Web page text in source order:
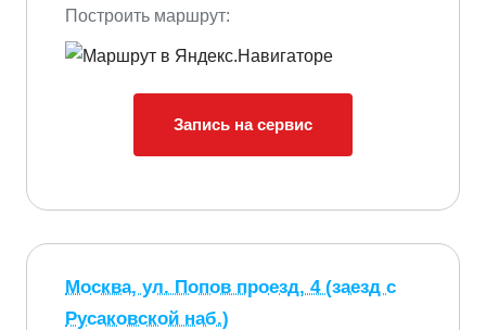
Построить маршрут:
Запись на сервис
Москва, ул. Попов проезд, 4 (заезд с
Русаковской наб.)